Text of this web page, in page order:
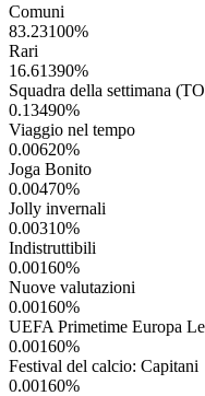
Comuni
83.23100%
Rari
16.61390%
Squadra della settimana
0.13490%
Viaggio nel tempo
0.00620%
Joga Bonito
0.00470%
Jolly invernali
0.00310%
Indistruttibili
0.00160%
Nuove valutazioni
0.00160%
UEFA Primetime Europa
0.00160%
Festival del calcio: Capitani
0.00160%